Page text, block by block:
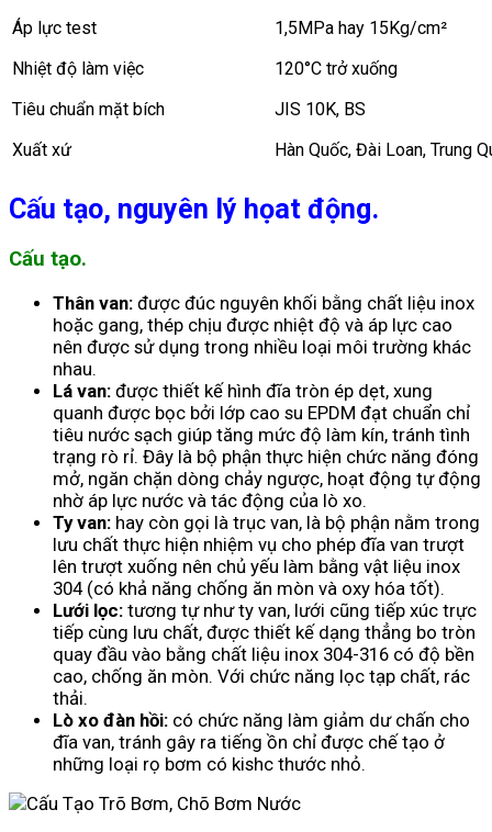
Áp lực test
1,5MPa hay 15Kg/cm²
Nhiệt độ làm việc
120°C trở xuống
Tiêu chuẩn mặt bích
JIS 10K, BS
Xuất xứ
Hàn Quốc, Đài Loan, Trung
Cấu tạo, nguyên lý họat động.
Cấu tạo.
Thân van: được đúc nguyên khối bằng chất liệu inox
hoặc gang, thép chịu được nhiệt độ và áp lực cao
nên được sử dụng trong nhiều loại môi trường khác
nhau.
Lá van: được thiết kế hình đĩa tròn ép dẹt, xung
quanh được bọc bởi lớp cao su EPDM đạt chuẩn chỉ
tiêu nước sạch giúp tăng mức độ làm kín, tránh tình
trạng rò rỉ. Đây là bộ phận thực hiện chức năng đóng
mở, ngăn chặn dòng chảy ngược, hoạt động tự động
nhờ áp lực nước và tác động của lò xo.
Ty van: hay còn gọi là trục van, là bộ phận nằm trong
lưu chất thực hiện nhiệm vụ cho phép đĩa van trượt
lên trượt xuống nên chủ yếu làm bằng vật liệu inox
304 (có khả năng chống ăn mòn và oxy hóa tốt).
Lưới lọc: tương tự như ty van, lưới cũng tiếp xúc trực
tiếp cùng lưu chất, được thiết kế dạng thẳng bo tròn
quay đầu vào bằng chất liệu inox 304-316 có độ bền
cao, chống ăn mòn. Với chức năng lọc tạp chất, rác
thải.
Lò xo đàn hồi: có chức năng làm giảm dư chấn cho
đĩa van, tránh gây ra tiếng ồn chỉ được chế tạo ở
những loại rọ bơm có kishc thước nhỏ.